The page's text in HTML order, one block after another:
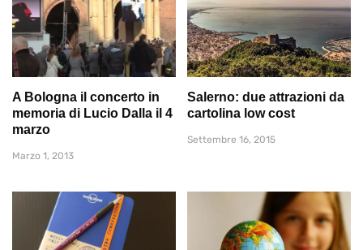
A Bologna il concerto in
memoria di Lucio Dalla il 4
marzo
Marzo 1, 2013
Salerno: due attrazioni da
cartolina low cost
Settembre 16, 2015